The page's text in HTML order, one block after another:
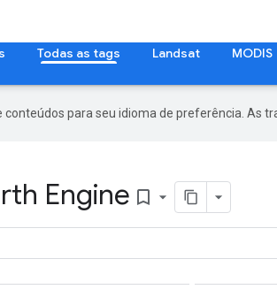
Todas as tags Landsat MODIS
conteúdos para seu idioma de preferência. As
Engine bookmark_border